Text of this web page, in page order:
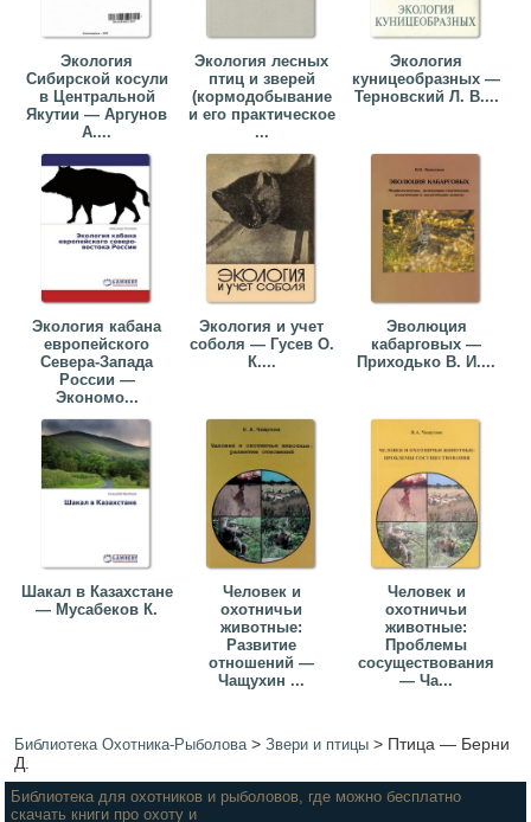
Экология
Сибирской косули
в Центральной
Якутии — Аргунов
А....
Экология лесных
птиц и зверей
(кормодобывание
и его практическое
...
Экология
куницеобразных —
Терновский Л. В....
Экология кабана
европейского
Севера-Запада
России —
Экономо...
Экология и учет
соболя — Гусев О.
К....
Эволюция
кабарговых —
Приходько В. И....
Шакал в Казахстане
— Мусабеков К.
Человек и
охотничьи
животные:
Развитие
отношений —
Чащухин ...
Человек и
охотничьи
животные:
Проблемы
сосуществования
— Ча...
Библиотека Охотника-Рыболова>Звери и птицы > Птица — Берни
Д.
Библиотека для охотников и рыболовов, где можно бесплатно
скачать книги про охоту и